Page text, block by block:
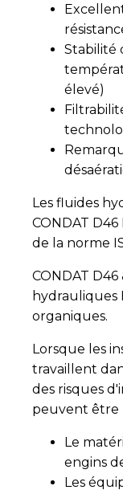
Stabilité
élevé)
Les fluides
CONDAT
de la norme
CONDAT
hydrauliques
organiques.
Lorsque les
travaillent
des risques
peuvent être
Le
engins
Les